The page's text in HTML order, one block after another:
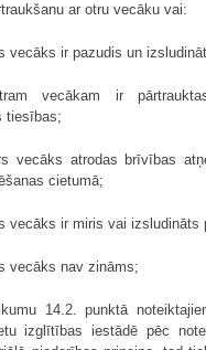
ar otru vecāku vai:
vecāks ir pazudis un
vecākam ir
tiesības;
vecāks atrodas brīvības
cietumā;
vecāks ir miris vai izsludināts
vecāks nav zināms;
14.2. punktā
izglītības iestādē pēc